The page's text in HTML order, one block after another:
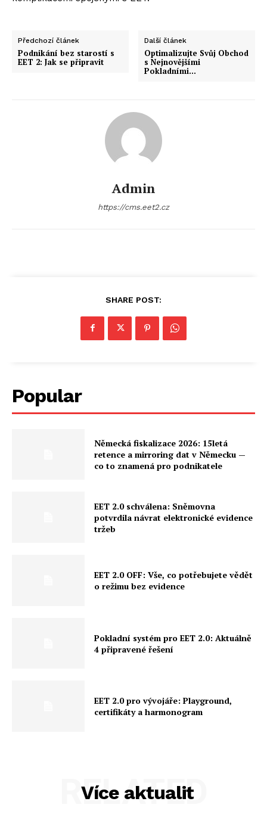
Předchozí článek
Podnikání bez starostí s
EET 2: Jak se připravit
Další článek
Optimalizujte Svůj Obchod
s Nejnovějšími
Pokladními…
Admin
https://cms.eet2.cz
SHARE POST:
Popular
Německá fiskalizace 2026: 15letá
retence a mirroring dat v Německu —
co to znamená pro podnikatele
EET 2.0 schválena: Sněmovna
potvrdila návrat elektronické evidence
tržeb
EET 2.0 OFF: Vše, co potřebujete vědět
o režimu bez evidence
Pokladní systém pro EET 2.0: Aktuálně
4 připravené řešení
EET 2.0 pro vývojáře: Playground,
certifikáty a harmonogram
Více aktualit
RELATED